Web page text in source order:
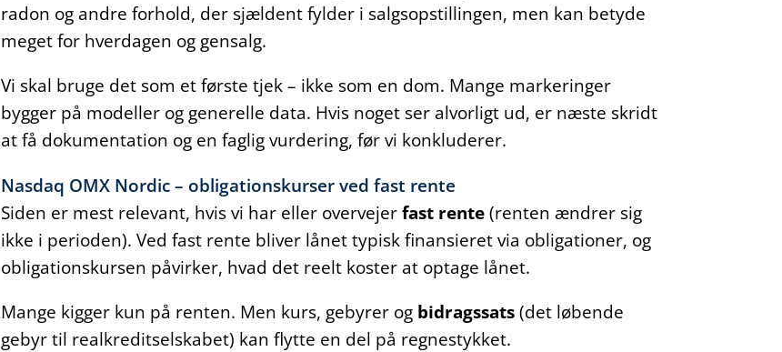
radon og andre forhold, der sjældent fylder i salgsopstillingen, men kan betyde
meget for hverdagen og gensalg.
Vi skal bruge det som et første tjek – ikke som en dom. Mange markeringer
bygger på modeller og generelle data. Hvis noget ser alvorligt ud, er næste skridt
at få dokumentation og en faglig vurdering, før vi konkluderer.
Nasdaq OMX Nordic – obligationskurser ved fast rente
Siden er mest relevant, hvis vi har eller overvejerfast rente(renten ændrer sig
ikke i perioden). Ved fast rente bliver lånet typisk finansieret via obligationer, og
obligationskursen påvirker, hvad det reelt koster at optage lånet.
Mange kigger kun på renten. Men kurs, gebyrer og bidragssats(det løbende
gebyr til realkreditselskabet) kan flytte en del på regnestykket.